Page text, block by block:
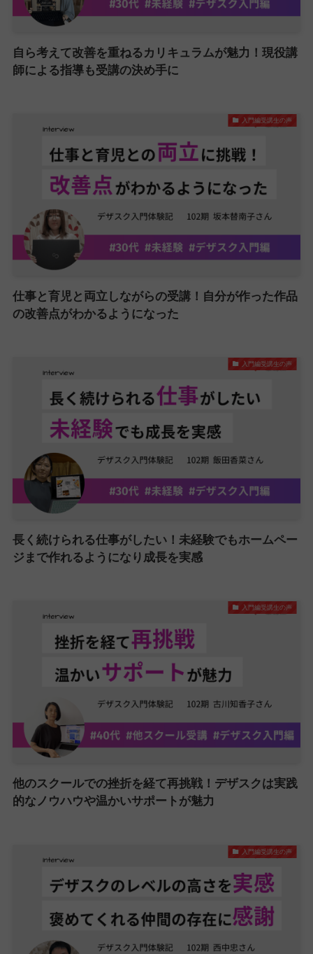
自ら考えて改善を重ねるカリキュラムが魅力！現役講
師による指導も受講の決め手に
入門編受講生の声
仕事と育児と両立しながらの受講！自分が作った作品
の改善点がわかるようになった
入門編受講生の声
長く続けられる仕事がしたい！未経験でもホームペー
ジまで作れるようになり成長を実感
入門編受講生の声
他のスクールでの挫折を経て再挑戦！デザスクは実践
的なノウハウや温かいサポートが魅力
入門編受講生の声